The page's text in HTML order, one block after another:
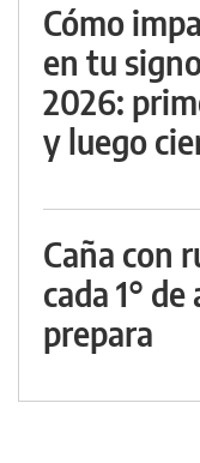
Cómo
en tu
2026:
y luego
Caña con
cada 1°
prepara